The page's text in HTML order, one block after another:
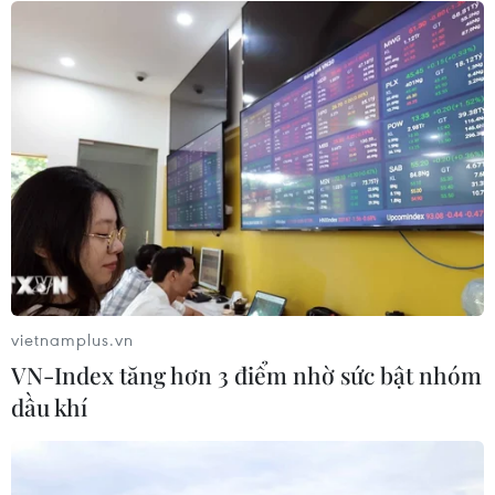
Tổng Biên tập: TRẦN TIẾN DUẨN
Phó Tổng Biên tập: NGUYỄN THỊ TÁM, KHÚC THANH
Sở hữu trí tuệ
Quy định sử dụng
RSS
Hỗ trợ
Ngôn ngữ
TTXVN
Dịch vụ tin
Quảng cáo
Liên hệ
Giấy phép số: 1374/GP-BTTTT do Bộ Thông tin và Truyền thông
vietnamplus.vn
VN-Index tăng hơn 3 điểm nhờ sức bật nhóm
dầu khí